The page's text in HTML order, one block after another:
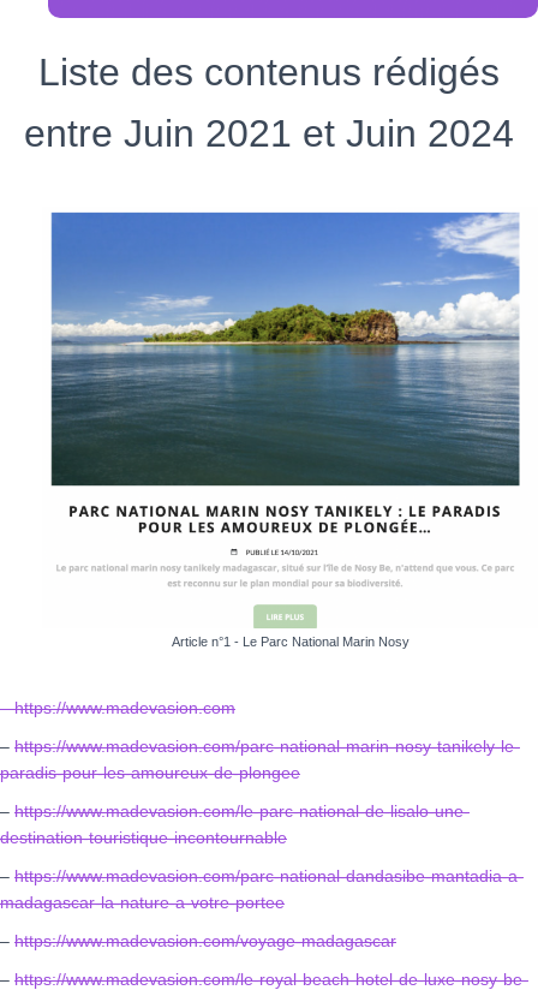
Liste des contenus rédigés
entre Juin 2021 et Juin 2024
Article n°1 - Le Parc National Marin Nosy
– https://www.madevasion.com
– https://www.madevasion.com/parc-national-marin-nosy-tanikely-le-
paradis-pour-les-amoureux-de-plongee
– https://www.madevasion.com/le-parc-national-de-lisalo-une-
destination-touristique-incontournable
– https://www.madevasion.com/parc-national-dandasibe-mantadia-a-
madagascar-la-nature-a-votre-portee
– https://www.madevasion.com/voyage-madagascar
– https://www.madevasion.com/le-royal-beach-hotel-de-luxe-nosy-be-